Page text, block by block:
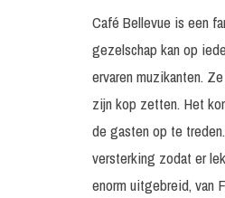
Café Bellevue is een
gezelschap kan op
ervaren muzikanten.
zijn kop zetten. Het
de gasten op te
versterking zodat er
enorm uitgebreid, van